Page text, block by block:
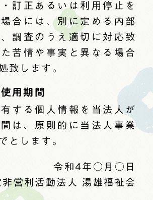
訂正あるいは利用停止を
合には、別に定める内部
調査のうえ適切に対応致
苦情や事実と異なる場合
致します。
用期間
する個人情報を当法人が
は、原則的に当法人事業
とします。
令和4年○月○日
非営利活動法人 湯雄福祉会